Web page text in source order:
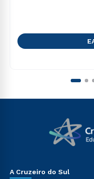
A Cruzeiro do Sul